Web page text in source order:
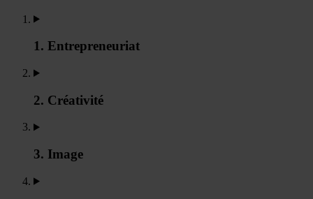
1. Entrepreneuriat
2. Créativité
3. Image